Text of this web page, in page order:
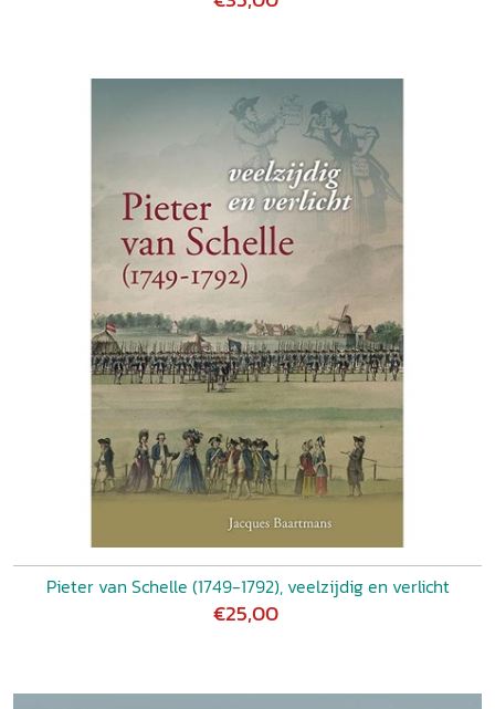
Pieter van Schelle (1749-1792), veelzijdig en verlicht
€25,00